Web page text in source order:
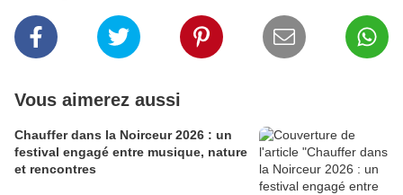
Vous aimerez aussi
Chauffer dans la Noirceur 2026 : un
festival engagé entre musique, nature
et rencontres